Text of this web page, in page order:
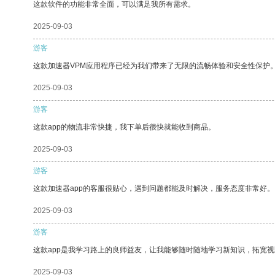
这款软件的功能非常全面，可以满足我所有需求。
2025-09-03
游客
这款加速器VPM应用程序已经为我们带来了无限的流畅体验和安全性保护
2025-09-03
游客
这款app的物流非常快捷，我下单后很快就能收到商品。
2025-09-03
游客
这款加速器app的客服很贴心，遇到问题都能及时解决，服务态度非常好。
2025-09-03
游客
这款app是我学习路上的良师益友，让我能够随时随地学习新知识，拓宽
2025-09-03